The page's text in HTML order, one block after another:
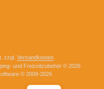
zzgl. Versandkosten
und Freizeitzubehör © 2026
© 2009-2026